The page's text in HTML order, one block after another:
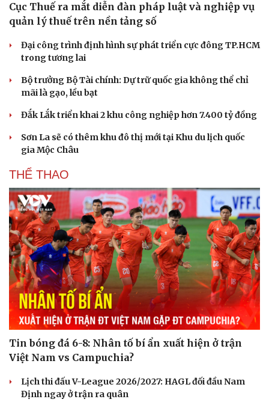
Cải chính
Cục Thuế ra mắt diễn đàn pháp luật và nghiệp vụ
quản lý thuế trên nền tảng số
Đại công trình định hình sự phát triển cực đông TP.HCM
trong tương lai
Bộ trưởng Bộ Tài chính: Dự trữ quốc gia không thể chỉ
mãi là gạo, lều bạt
Đắk Lắk triển khai 2 khu công nghiệp hơn 7.400 tỷ đồng
Sơn La sẽ có thêm khu đô thị mới tại Khu du lịch quốc
gia Mộc Châu
THỂ THAO
Tin bóng đá 6-8: Nhân tố bí ẩn xuất hiện ở trận
Việt Nam vs Campuchia?
Lịch thi đấu V-League 2026/2027: HAGL đối đầu Nam
Định ngay ở trận ra quân